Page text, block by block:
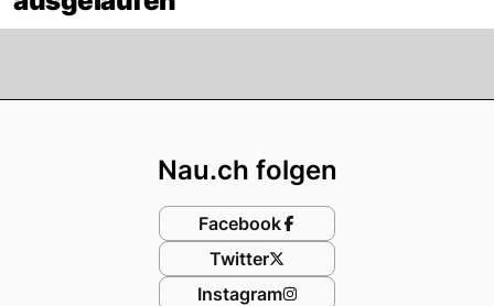
Nau.ch folgen
Facebook
Twitter
Instagram